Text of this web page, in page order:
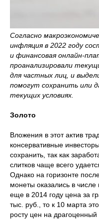
Согласно
инфляция в 2022 году
и финансовая онлайн-
проанализировали
для частных лиц, и
помогут сохранить или
текущих условиях.
Золото
Вложения в этот актив
консервативные
сохранить, так как
слитков чаще всего
Однако на горизонте
монеты оказались в
еще в 2014 году цена за
тыс. руб., то к 10 марта
росту цен на драгоценный